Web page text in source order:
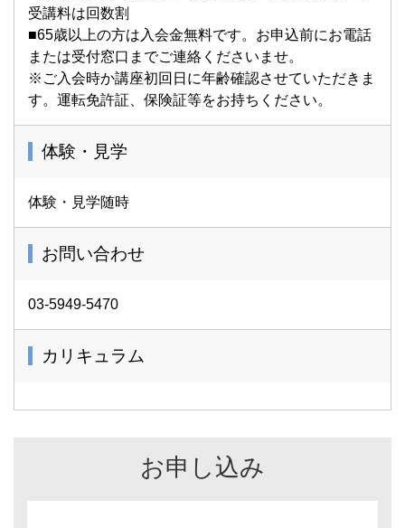
受講料は回数割
■65歳以上の方は入会金無料です。お申込前にお電話
または受付窓口までご連絡くださいませ。
※ご入会時か講座初回日に年齢確認させていただきま
す。運転免許証、保険証等をお持ちください。
体験・見学
体験・見学随時
お問い合わせ
03-5949-5470
カリキュラム
お申し込み